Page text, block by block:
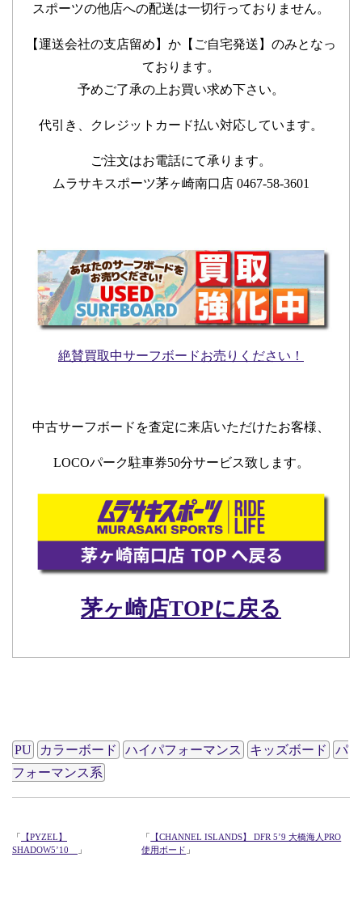
スポーツの他店への配送は一切行っておりません。
【運送会社の支店留め】か【ご自宅発送】のみとなっ
ております。
予めご了承の上お買い求め下さい。
代引き、クレジットカード払い対応しています。
ご注文はお電話にて承ります。
ムラサキスポーツ茅ヶ崎南口店 0467-58-3601
絶賛買取中サーフボードお売りください！
中古サーフボードを査定に来店いただけたお客様、
LOCOパーク駐車券50分サービス致します。
茅ヶ崎店TOPに戻る
PU カラーボード ハイパフォーマンス キッズボード
パ
フォーマンス系
「 【PYZEL】
SHADOW5’10
」
「
【CHANNEL ISLANDS】 DFR 5’9 大橋海人PRO
使用ボード 」